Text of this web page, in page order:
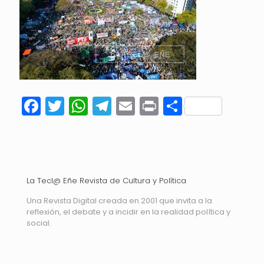
Facebook
Twitter
WhatsApp
Telegram
Email
Print
La Tecl@ Eñe Revista de Cultura y Política
Una Revista Digital creada en 2001 que invita a la
reflexión, el debate y a incidir en la realidad política y
social.